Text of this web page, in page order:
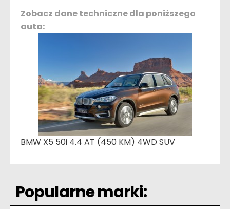
Zobacz dane techniczne dla poniższego
auta:
BMW X5 50i 4.4 AT (450 KM) 4WD SUV
Popularne marki: